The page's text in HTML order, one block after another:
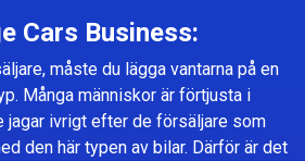
Cars Business:
måste du lägga vantarna på en
Många människor är förtjusta i
jagar ivrigt efter de försäljare som
den här typen av bilar. Därför är det